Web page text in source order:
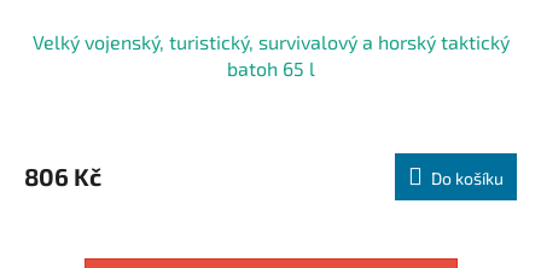
Velký vojenský, turistický, survivalový a horský taktický
batoh 65 l
806 Kč Do košíku